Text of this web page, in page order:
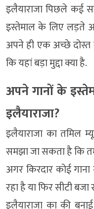
इलैयाराजा पिछले कई
इस्तेमाल के लिए लड़ते
अपने ही एक अच्छे
कि यहां बड़ा मुद्दा क्या है.
अपने गानों के
इलैयाराजा?
इलैयाराजा का तमिल
समझा जा सकता है कि
अगर किरदार कोई
रहा है या फिर सीटी
इलैयाराजा का की